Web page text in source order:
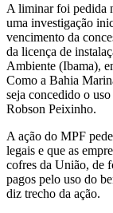
A liminar foi pedida
uma investigação
vencimento da
da licença de
Ambiente (Ibama),
Como a Bahia
seja concedido o
Robson Peixinho.
A ação do MPF
legais e que as
cofres da União, de
pagos pelo uso do
diz trecho da ação.